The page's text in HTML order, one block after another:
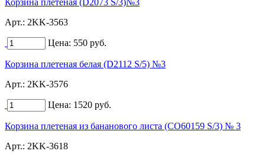
Арт.: 2KK-3563
Цена: 550 руб.
Корзина плетеная белая (D2112 S/5) №3
Арт.: 2KK-3576
Цена: 1520 руб.
Корзина плетеная из бананового листа (CO60159 S/3) № 3
Арт.: 2KK-3618